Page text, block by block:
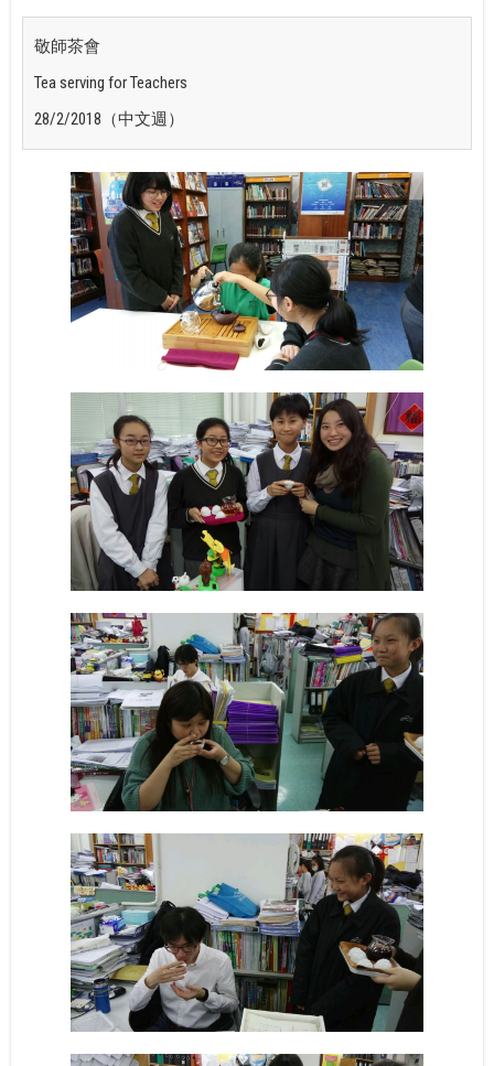
敬師茶會
Tea serving for Teachers
28/2/2018（中文週）